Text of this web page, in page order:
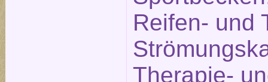
Reifen- und
Therapie-